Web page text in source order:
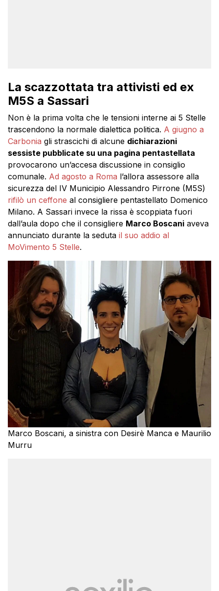
La scazzottata tra attivisti ed ex
M5S a Sassari
Non è la prima volta che le tensioni interne ai 5 Stelle
trascendono la normale dialettica politica. A giugno a
Carbonia gli strascichi di alcune dichiarazioni
sessiste pubblicate su una pagina pentastellata
provocarono un’accesa discussione in consiglio
comunale. Ad agosto a Roma l’allora assessore alla
sicurezza del IV Municipio Alessandro Pirrone (M5S)
rifilò un ceffone al consigliere pentastellato Domenico
Milano. A Sassari invece la rissa è scoppiata fuori
dall’aula dopo che il consigliere Marco Boscani aveva
annunciato durante la seduta il suo addio al
MoVimento 5 Stelle.
Marco Boscani, a sinistra con Desirè Manca e Maurilio
Murru